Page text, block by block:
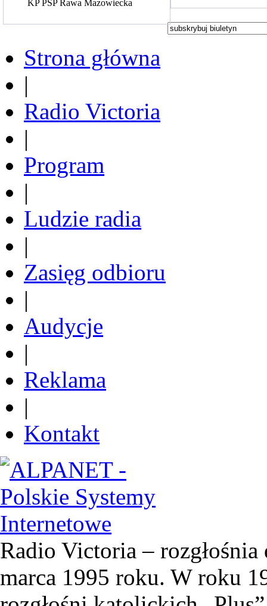
KP PSP Rawa Mazowiecka
Strona główna
|
Radio Victoria
|
Program
|
Ludzie radia
|
Zasięg odbioru
|
Audycje
|
Reklama
|
Kontakt
Radio Victoria –
marca 1995 roku. W roku